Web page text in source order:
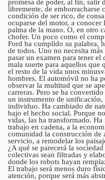
promesa de poder, al fin, salir
libremente, de emborracharse
condición de ser rico, de
ocuparse del motor, a
palma de la mano. O, en otro
chofer. Un poco como el
Ford ha cumplido su palabra,
de todos. Uno no necesita
pasar un examen para tener
mala suerte para aquellos que
el resto de la vida unos
hombres. El automóvil no ha
observar la multitud que se
carreras. Pero se ha
un instrumento de
individuo. Ha cambiado de
bajo el hecho social. Porque
vidas, las ha transformado.
trabajo en cadena, a la
comunidad la construcción de
servicio, a remodelar los
¿A qué se parecerá la
colectivas sean filtradas y
donde los robots hayan
El trabajo será menos duro
atención, porque será más